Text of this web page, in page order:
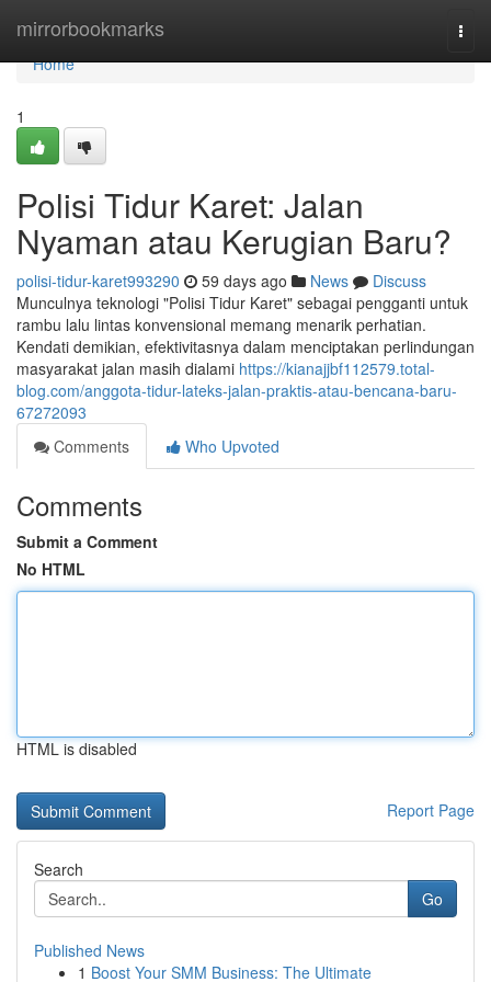
mirrorbookmarks
Home
Home
1
Polisi Tidur Karet: Jalan
Nyaman atau Kerugian Baru?
polisi-tidur-karet993290 59 days ago News
Discuss
Munculnya teknologi "Polisi Tidur Karet" sebagai pengganti untuk
rambu lalu lintas konvensional memang menarik perhatian.
Kendati demikian, efektivitasnya dalam menciptakan perlindungan
masyarakat jalan masih dialami https://kianajjbf112579.total-
blog.com/anggota-tidur-lateks-jalan-praktis-atau-bencana-baru-
67272093
Comments
Who Upvoted
Comments
Submit a Comment
No HTML
HTML is disabled
Report Page
Search
Go
Published News
1 Boost Your SMM Business: The Ultimate